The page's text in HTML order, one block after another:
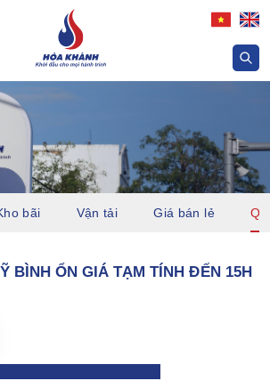
bãi Vận tải Giá bán lẻ
BÌNH ỔN GIÁ TẠM TÍNH ĐẾN 15H